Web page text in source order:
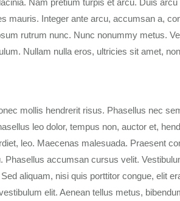
Nam pretium turpis et arcu. Duis
mauris. Integer ante arcu, accumsan a,
rutrum nunc. Nunc nonummy metus.
Nullam nulla eros, ultricies sit amet,
mollis hendrerit risus. Phasellus nec
leo dolor, tempus non, auctor et,
leo. Maecenas malesuada. Praesent
Phasellus accumsan cursus velit.
aliquam, nisi quis porttitor congue, elit
elit. Aenean tellus metus,